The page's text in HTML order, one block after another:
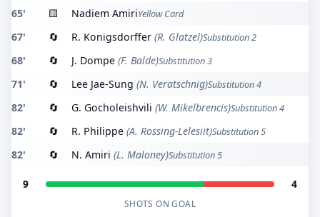
65' 🟨 Nadiem AmiriYellow Card
67' 🔄 R. Konigsdorffer (R. Glatzel)Substitution 2
68' 🔄 J. Dompe (F. Balde)Substitution 3
71' 🔄 Lee Jae-Sung (N. Veratschnig)Substitution 4
82' 🔄 G. Gocholeishvili (W. Mikelbrencis)Substitution 4
82' 🔄 R. Philippe (A. Rossing-Lelesiit)Substitution 5
82' 🔄 N. Amiri (L. Maloney)Substitution 5
9 4
SHOTS ON GOAL